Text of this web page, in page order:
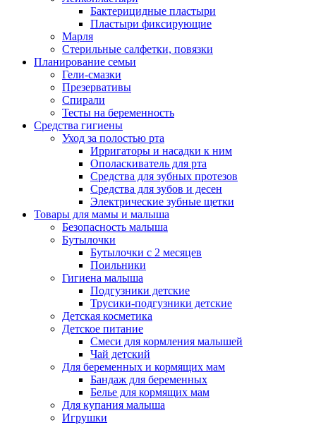
Бактерицидные пластыри
Пластыри фиксирующие
Марля
Стерильные салфетки, повязки
Планирование семьи
Гели-смазки
Презервативы
Спирали
Тесты на беременность
Средства гигиены
Уход за полостью рта
Ирригаторы и насадки к ним
Ополаскиватель для рта
Средства для зубных протезов
Средства для зубов и десен
Электрические зубные щетки
Товары для мамы и малыша
Безопасность малыша
Бутылочки
Бутылочки с 2 месяцев
Поильники
Гигиена малыша
Подгузники детские
Трусики-подгузники детские
Детская косметика
Детское питание
Смеси для кормления малышей
Чай детский
Для беременных и кормящих мам
Бандаж для беременных
Белье для кормящих мам
Для купания малыша
Игрушки